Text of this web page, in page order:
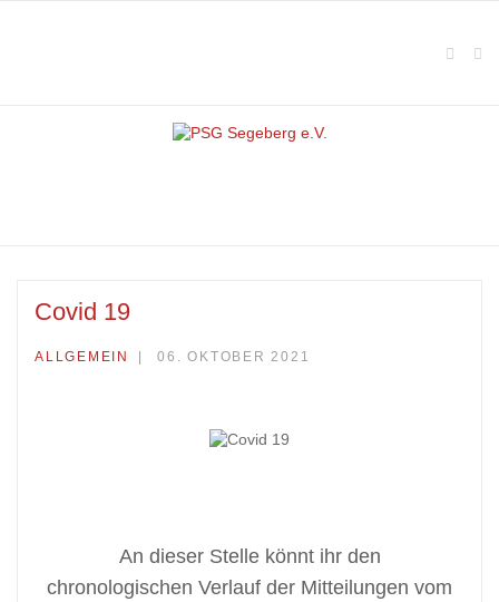
Covid 19
ALLGEMEIN 06. OKTOBER 2021
An dieser Stelle könnt ihr den
chronologischen Verlauf der Mitteilungen vom